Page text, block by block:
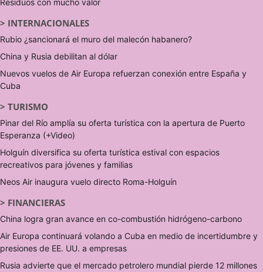
Residuos con mucho valor
> INTERNACIONALES
Rubio ¿sancionará el muro del malecón habanero?
China y Rusia debilitan al dólar
Nuevos vuelos de Air Europa refuerzan conexión entre España y
Cuba
> TURISMO
Pinar del Río amplía su oferta turística con la apertura de Puerto
Esperanza (+Video)
Holguín diversifica su oferta turística estival con espacios
recreativos para jóvenes y familias
Neos Air inaugura vuelo directo Roma-Holguín
> FINANCIERAS
China logra gran avance en co-combustión hidrógeno-carbono
Air Europa continuará volando a Cuba en medio de incertidumbre y
presiones de EE. UU. a empresas
Rusia advierte que el mercado petrolero mundial pierde 12 millones